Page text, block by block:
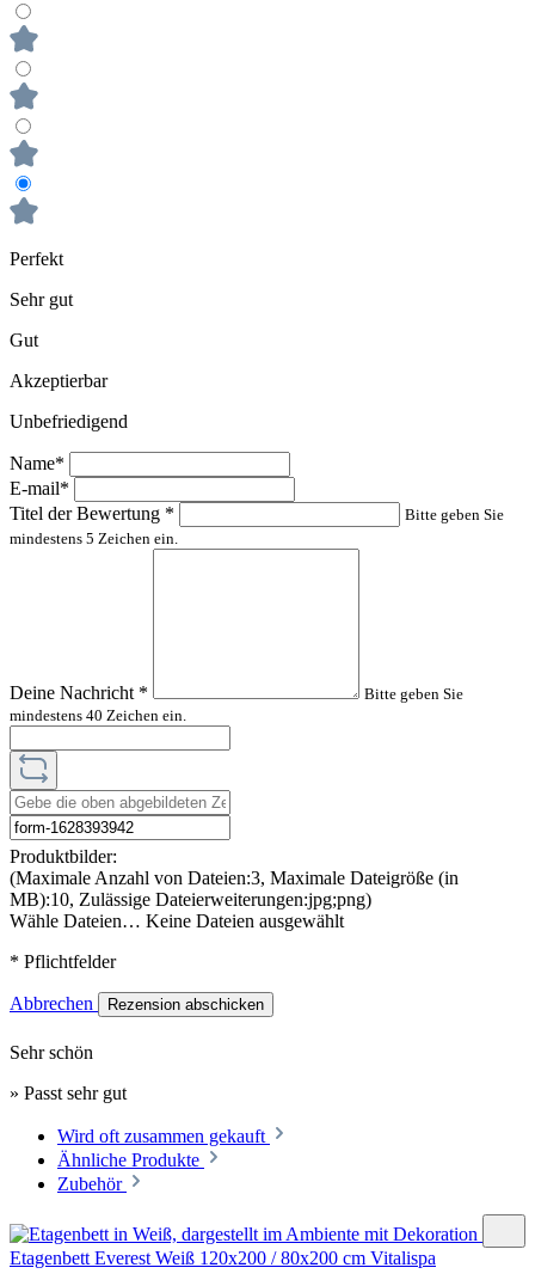
Perfekt
Sehr gut
Gut
Akzeptierbar
Unbefriedigend
Name*
E-mail*
Titel der Bewertung *
Bitte geben Sie
mindestens 5 Zeichen ein.
Deine Nachricht *
Bitte geben Sie
mindestens 40 Zeichen ein.
Produktbilder:
(Maximale Anzahl von Dateien:3, Maximale Dateigröße (in
MB):10, Zulässige Dateierweiterungen:jpg;png)
Wähle Dateien… Keine Dateien ausgewählt
* Pflichtfelder
Abbrechen Rezension abschicken
Sehr schön
» Passt sehr gut
Wird oft zusammen gekauft
Ähnliche Produkte
Zubehör
Etagenbett Everest Weiß 120x200 / 80x200 cm Vitalispa